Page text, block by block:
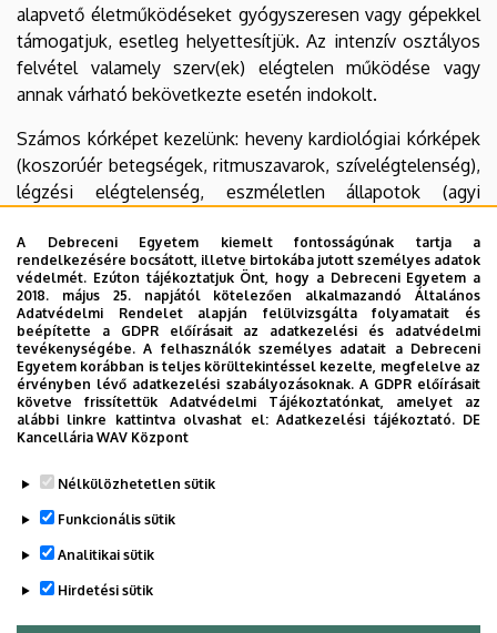
A Debreceni Egyetem kiemelt fontosságúnak tartja a
rendelkezésére bocsátott, illetve birtokába jutott személyes adatok
védelmét. Ezúton tájékoztatjuk Önt, hogy a Debreceni Egyetem a
2018. május 25. napjától kötelezően alkalmazandó Általános
Adatvédelmi Rendelet alapján felülvizsgálta folyamatait és
beépítette a GDPR előírásait az adatkezelési és adatvédelmi
tevékenységébe. A felhasználók személyes adatait a Debreceni
Egyetem korábban is teljes körültekintéssel kezelte, megfelelve az
érvényben lévő adatkezelési szabályozásoknak. A GDPR előírásait
követve frissítettük Adatvédelmi Tájékoztatónkat, amelyet az
alábbi linkre kattintva olvashat el:Adatkezelési tájékoztató. DE
Kancellária WAV Központ
Nélkülözhetetlen sütik
Funkcionális sütik
Analitikai sütik
Hirdetési sütik
alapvető életműködéseket gyógyszeresen vagy gépekkel
támogatjuk, esetleg helyettesítjük. Az intenzív osztályos
felvétel valamely szerv(ek) elégtelen működése vagy
annak várható bekövetkezte esetén indokolt.
Számos kórképet kezelünk: heveny kardiológiai kórképek
(koszorúér betegségek, ritmuszavarok, szívelégtelenség),
légzési elégtelenség, eszméletlen állapotok (agyi
fertőzések és vérmérgezéses (szeptikus) állapotok, műtét
körüli állapotok, többszörös- és/vagy koponyasérülés,
anyagcsere zavarok, endokrin krízisek és újraélesztés
utáni állapot.
Osztályvezető főorvos: Dr. Szentkereszty Zoltán
Osztályvezető főnővér: Jakab Judit
Legutóbb frissítve: 2021. 09. 29. 11:14